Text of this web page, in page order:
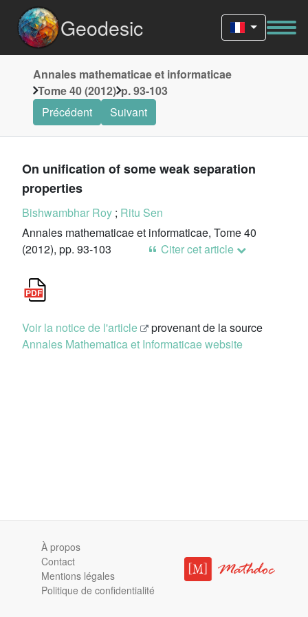
Geodesic
Annales mathematicae et informaticae
Tome 40 (2012) p. 93-103
Précédent
Suivant
On unification of some weak separation
properties
Bishwambhar Roy ; Ritu Sen
Annales mathematicae et informaticae, Tome 40
(2012), pp. 93-103
Citer cet article
Voir la notice de l'article
provenant de la source
Annales Mathematica et Informaticae website
À propos
Contact
Mentions légales
Politique de confidentialité